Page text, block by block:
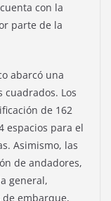
con la
parte de la
abarcó una
Los
de 162
espacios para el
Asimismo, las
de andadores,
general,
embarque,